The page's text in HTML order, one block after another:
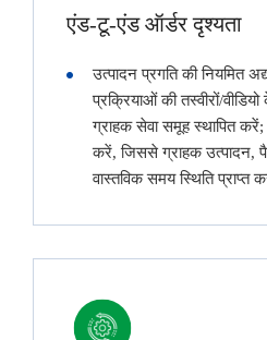
एंड-टू-एंड ऑर्डर दृश्यता
उत्पादन प्रगति की नियमित
प्रक्रियाओं की तस्वीरों/
ग्राहक सेवा समूह स्थापित
करें, जिससे ग्राहक उत्पादन,
वास्तविक समय स्थिति प्राप्त